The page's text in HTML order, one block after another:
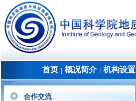
首页 概况简介│ 机构设置
合作交流